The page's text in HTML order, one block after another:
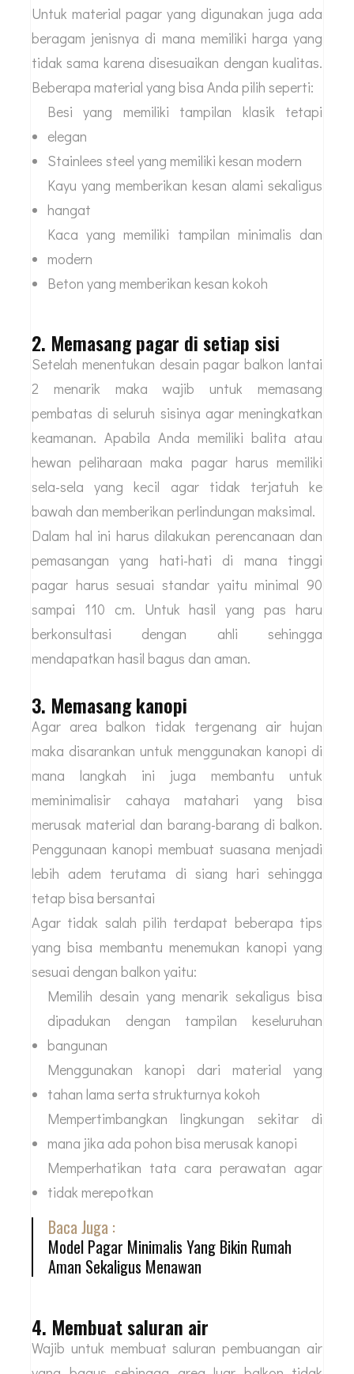
Untuk material pagar yang digunakan juga ada
beragam jenisnya di mana memiliki harga yang
tidak sama karena disesuaikan dengan kualitas.
Beberapa material yang bisa Anda pilih seperti:
Besi yang memiliki tampilan klasik tetapi
elegan
Stainlees steel yang memiliki kesan modern
Kayu yang memberikan kesan alami sekaligus
hangat
Kaca yang memiliki tampilan minimalis dan
modern
Beton yang memberikan kesan kokoh
2. Memasang pagar di setiap sisi
Setelah menentukan desain pagar balkon lantai
2 menarik maka wajib untuk memasang
pembatas di seluruh sisinya agar meningkatkan
keamanan. Apabila Anda memiliki balita atau
hewan peliharaan maka pagar harus memiliki
sela-sela yang kecil agar tidak terjatuh ke
bawah dan memberikan perlindungan maksimal.
Dalam hal ini harus dilakukan perencanaan dan
pemasangan yang hati-hati di mana tinggi
pagar harus sesuai standar yaitu minimal 90
sampai 110 cm. Untuk hasil yang pas haru
berkonsultasi dengan ahli sehingga
mendapatkan hasil bagus dan aman.
3. Memasang kanopi
Agar area balkon tidak tergenang air hujan
maka disarankan untuk menggunakan kanopi di
mana langkah ini juga membantu untuk
meminimalisir cahaya matahari yang bisa
merusak material dan barang-barang di balkon.
Penggunaan kanopi membuat suasana menjadi
lebih adem terutama di siang hari sehingga
tetap bisa bersantai
Agar tidak salah pilih terdapat beberapa tips
yang bisa membantu menemukan kanopi yang
sesuai dengan balkon yaitu:
Memilih desain yang menarik sekaligus bisa
dipadukan dengan tampilan keseluruhan
bangunan
Menggunakan kanopi dari material yang
tahan lama serta strukturnya kokoh
Mempertimbangkan lingkungan sekitar di
mana jika ada pohon bisa merusak kanopi
Memperhatikan tata cara perawatan agar
tidak merepotkan
Baca Juga :
Model Pagar Minimalis Yang Bikin Rumah
Aman Sekaligus Menawan
4. Membuat saluran air
Wajib untuk membuat saluran pembuangan air